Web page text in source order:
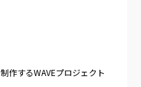
作するWAVEプロジェクト